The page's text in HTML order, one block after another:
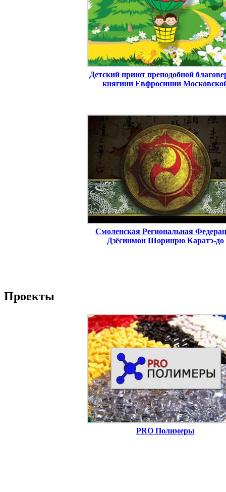
Детский приют преподобной
княгини Евфросинии
Смоленская Региональная
Дзёсинмон Шоринрю Каратэ-до
Проекты
PRO Полимеры